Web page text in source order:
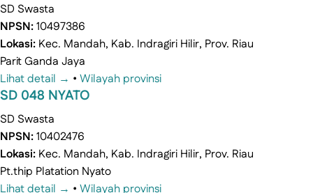
SD Swasta
NPSN:10497386
Lokasi: Kec. Mandah, Kab. Indragiri Hilir, Prov. Riau
Parit Ganda Jaya
Lihat detail → • Wilayah provinsi
SD 048 NYATO
SD Swasta
NPSN:10402476
Lokasi: Kec. Mandah, Kab. Indragiri Hilir, Prov. Riau
Pt.thip Platation Nyato
Lihat detail → • Wilayah provinsi